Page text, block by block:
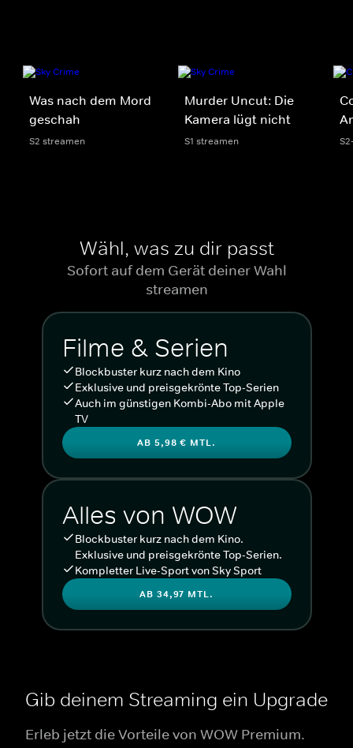
Was nach dem Mord
geschah
S2 streamen
Murder Uncut: Die
Kamera lügt nicht
S1 streamen
Wähl, was zu dir passt
Sofort auf dem Gerät deiner Wahl
streamen
Filme & Serien
Blockbuster kurz nach dem Kino
Exklusive und preisgekrönte Top-Serien
Auch im günstigen Kombi-Abo mit Apple
TV
AB 5,98 € MTL.
Alles von WOW
Blockbuster kurz nach dem Kino.
Exklusive und preisgekrönte Top-Serien.
Kompletter Live-Sport von Sky Sport
AB 34,97 MTL.
Gib deinem Streaming ein Upgrade
Erleb jetzt die Vorteile von WOW Premium.